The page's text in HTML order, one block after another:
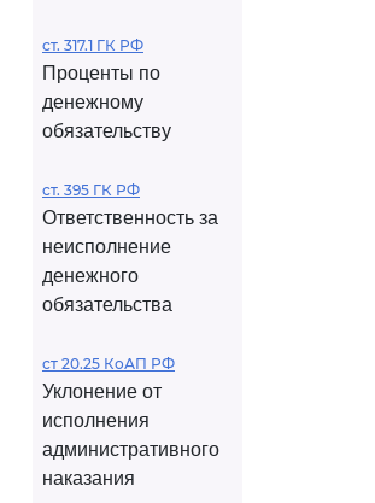
ст. 317.1 ГК РФ
Проценты по
денежному
обязательству
ст. 395 ГК РФ
Ответственность за
неисполнение
денежного
обязательства
ст 20.25 КоАП РФ
Уклонение от
исполнения
административного
наказания